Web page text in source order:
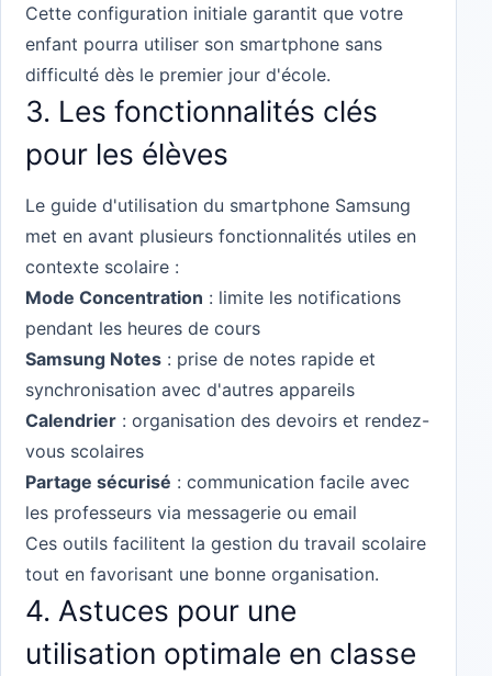
Cette configuration initiale garantit que votre
enfant pourra utiliser son smartphone sans
difficulté dès le premier jour d'école.
3. Les fonctionnalités clés
pour les élèves
Le guide d'utilisation du smartphone Samsung
met en avant plusieurs fonctionnalités utiles en
contexte scolaire :
Mode Concentration : limite les notifications
pendant les heures de cours
Samsung Notes : prise de notes rapide et
synchronisation avec d'autres appareils
Calendrier : organisation des devoirs et rendez-
vous scolaires
Partage sécurisé : communication facile avec
les professeurs via messagerie ou email
Ces outils facilitent la gestion du travail scolaire
tout en favorisant une bonne organisation.
4. Astuces pour une
utilisation optimale en classe